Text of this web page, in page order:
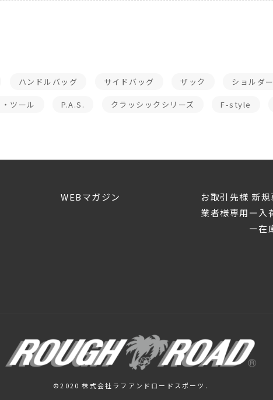
ハンドルバッグ サイドバッグ ザック ショルダ
ツール P.A.S. クラッシックシリーズ F-style
WEBマガジン
お取引先様 新規
業者様専用ー入
ー在庫
©2020 株式会社ラフアンドロードスポーツ.